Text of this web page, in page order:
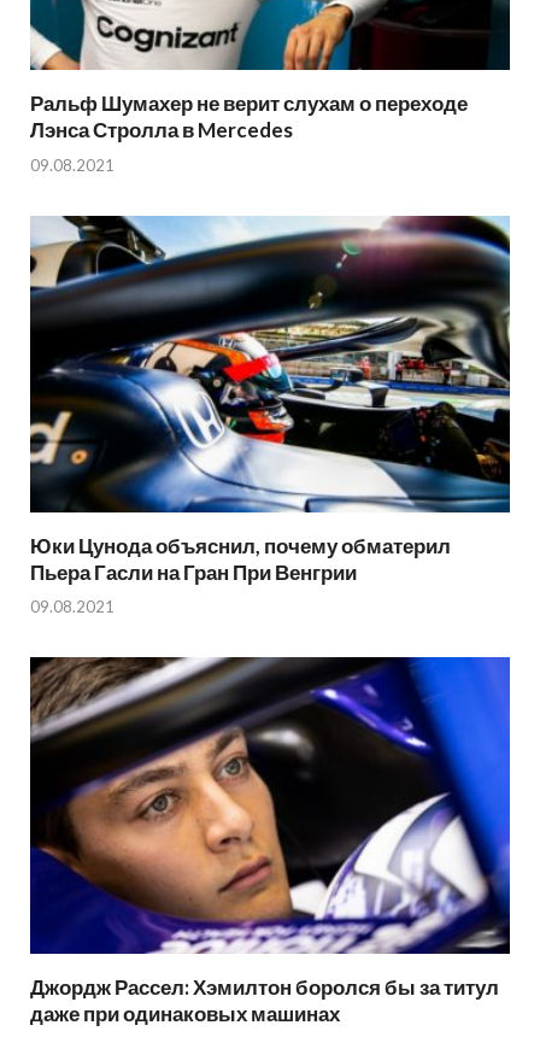
Ральф Шумахер не верит слухам о переходе
Лэнса Стролла в Mercedes
09.08.2021
Юки Цунода объяснил, почему обматерил
Пьера Гасли на Гран При Венгрии
09.08.2021
Джордж Рассел: Хэмилтон боролся бы за титул
даже при одинаковых машинах